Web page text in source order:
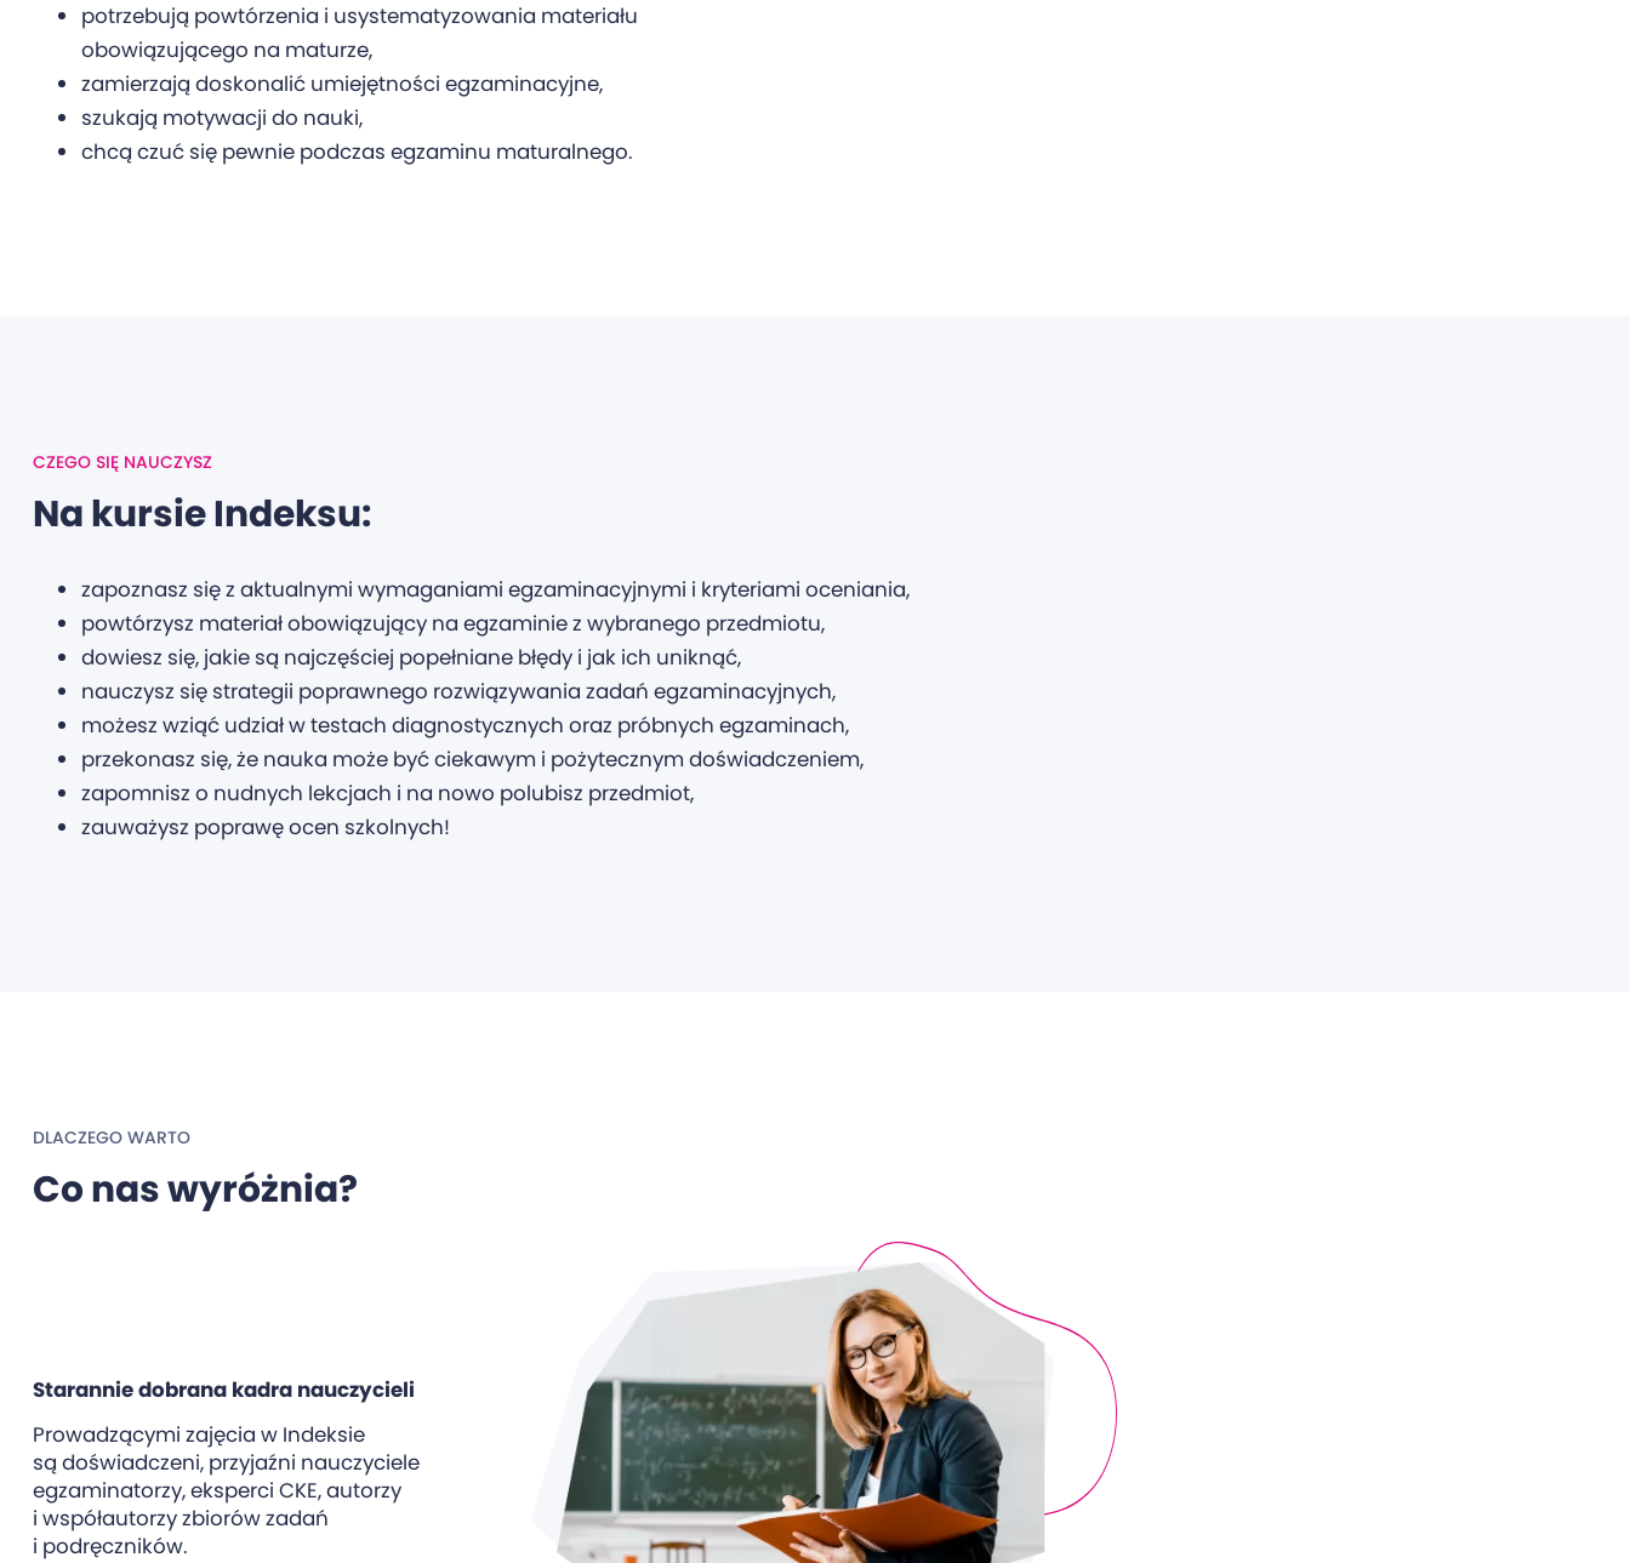
potrzebują powtórzenia i usystematyzowania materiału
obowiązującego na maturze,
zamierzają doskonalić umiejętności egzaminacyjne,
szukają motywacji do nauki,
chcą czuć się pewnie podczas egzaminu maturalnego.
CZEGO SIĘ NAUCZYSZ
Na kursie Indeksu:
zapoznasz się z aktualnymi wymaganiami egzaminacyjnymi i kryteriami oceniania,
powtórzysz materiał obowiązujący na egzaminie z wybranego przedmiotu,
dowiesz się, jakie są najczęściej popełniane błędy i jak ich uniknąć,
nauczysz się strategii poprawnego rozwiązywania zadań egzaminacyjnych,
możesz wziąć udział w testach diagnostycznych oraz próbnych egzaminach,
przekonasz się, że nauka może być ciekawym i pożytecznym doświadczeniem,
zapomnisz o nudnych lekcjach i na nowo polubisz przedmiot,
zauważysz poprawę ocen szkolnych!
DLACZEGO WARTO
Co nas wyróżnia?
Starannie dobrana kadra nauczycieli
Prowadzącymi zajęcia w Indeksie
są doświadczeni, przyjaźni nauczyciele
egzaminatorzy, eksperci CKE, autorzy
i współautorzy zbiorów zadań
i podręczników.